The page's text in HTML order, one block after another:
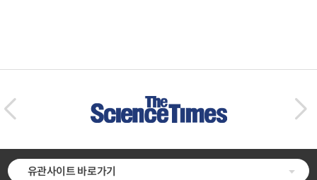
유관사이트 바로가기